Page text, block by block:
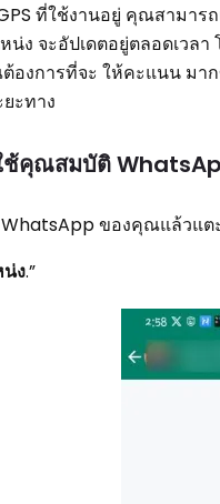
ที่ใช้งานอยู่ คุณสามาร
ง จะอัปเดตอยู่ตลอดเวลา
งการที่จะ ให้คะแนน ม
ะทาง
ช้คุณสมบัติ
ของคุณแล้วแ
ง.”